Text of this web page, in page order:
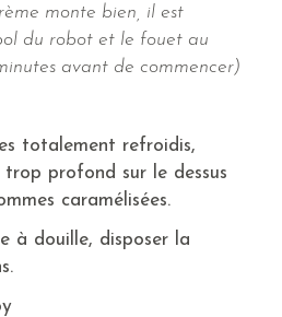
monte bien, il est
du robot et le fouet au
avant de commencer)
totalement refroidis,
profond sur le dessus
caramélisées.
à douille, disposer la